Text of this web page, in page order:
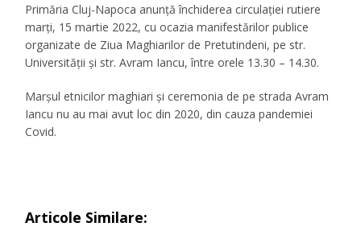
Primăria Cluj-Napoca anunță închiderea circulației rutiere
marți, 15 martie 2022, cu ocazia manifestărilor publice
organizate de Ziua Maghiarilor de Pretutindeni, pe str.
Universității și str. Avram Iancu, între orele 13.30 – 14.30.
Marșul etnicilor maghiari și ceremonia de pe strada Avram
Iancu nu au mai avut loc din 2020, din cauza pandemiei
Covid.
Articole Similare: